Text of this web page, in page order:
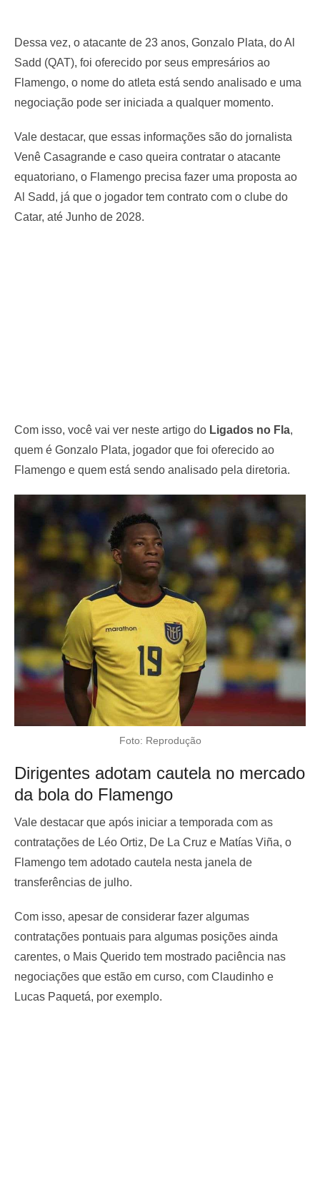
Dessa vez, o atacante de 23 anos, Gonzalo Plata, do Al
Sadd (QAT), foi oferecido por seus empresários ao
Flamengo, o nome do atleta está sendo analisado e uma
negociação pode ser iniciada a qualquer momento.
Vale destacar, que essas informações são do jornalista
Venê Casagrande e caso queira contratar o atacante
equatoriano, o Flamengo precisa fazer uma proposta ao
Al Sadd, já que o jogador tem contrato com o clube do
Catar, até Junho de 2028.
Com isso, você vai ver neste artigo do Ligados no Fla,
quem é Gonzalo Plata, jogador que foi oferecido ao
Flamengo e quem está sendo analisado pela diretoria.
Foto: Reprodução
Dirigentes adotam cautela no mercado
da bola do Flamengo
Vale destacar que após iniciar a temporada com as
contratações de Léo Ortiz, De La Cruz e Matías Viña, o
Flamengo tem adotado cautela nesta janela de
transferências de julho.
Com isso, apesar de considerar fazer algumas
contratações pontuais para algumas posições ainda
carentes, o Mais Querido tem mostrado paciência nas
negociações que estão em curso, com Claudinho e
Lucas Paquetá, por exemplo.